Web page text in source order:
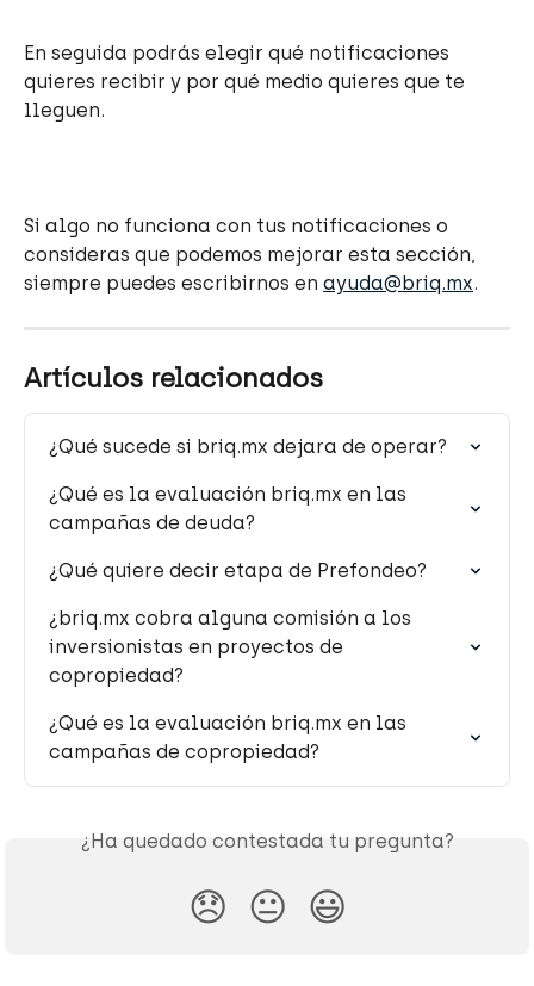
En seguida podrás elegir qué notificaciones
quieres recibir y por qué medio quieres que te
lleguen.
Si algo no funciona con tus notificaciones o
consideras que podemos mejorar esta sección,
siempre puedes escribirnos en ayuda@briq.mx.
Artículos relacionados
¿Qué sucede si briq.mx dejara de operar?
¿Qué es la evaluación briq.mx en las
campañas de deuda?
¿Qué quiere decir etapa de Prefondeo?
¿briq.mx cobra alguna comisión a los
inversionistas en proyectos de
copropiedad?
¿Qué es la evaluación briq.mx en las
campañas de copropiedad?
¿Ha quedado contestada tu pregunta?
😞 😐 😃